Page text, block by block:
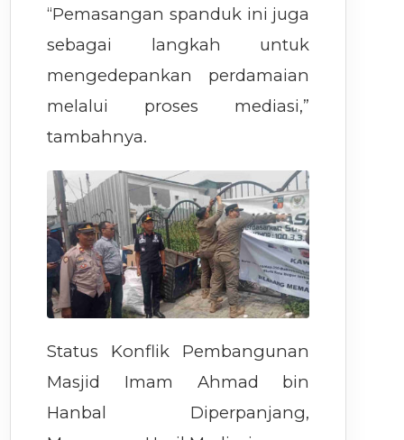
“Pemasangan spanduk ini juga
sebagai langkah untuk
mengedepankan perdamaian
melalui proses mediasi,”
tambahnya.
Status Konflik Pembangunan
Masjid Imam Ahmad bin
Hanbal Diperpanjang,